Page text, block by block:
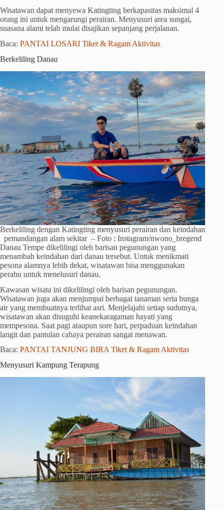
Wisatawan dapat menyewa Katingting berkapasitas maksimal 4
orang ini untuk mengarungi perairan. Menyusuri area sungai,
suasana alami telah mulai disajikan sepanjang perjalanan.
Baca: PANTAI LOSARI Tiket & Ragam Aktivitas
Berkeliling Danau
Berkeliling dengan Katingting menyusuri perairan dan keindahan
pemandangan alam sekitar – Foto : Instagram/nwono_bregend
Danau Tempe dikelilingi oleh barisan pegunungan yang
menambah keindahan dari danau tersebut. Untuk menikmati
pesona alamnya lebih dekat, wisatawan bisa menggunakan
perahu untuk menelusuri danau.
Kawasan wisata ini dikelilingi oleh barisan pegunungan.
Wisatawan juga akan menjumpai berbagai tanaman serta bunga
air yang membuatnya terlihat asri. Menjelajahi setiap sudutnya,
wisatawan akan disuguhi keanekaragaman hayati yang
mempesona. Saat pagi ataupun sore hari, perpaduan keindahan
langit dan pantulan cahaya perairan sangat menawan.
Baca: PANTAI TANJUNG BIRA Tiket & Ragam Aktivitas
Menyusuri Kampung Terapung